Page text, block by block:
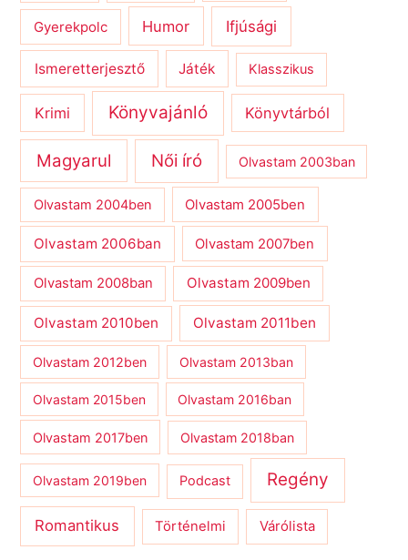
Gyerekpolc Humor Ifjúsági
Ismeretterjesztő Játék Klasszikus
Krimi Könyvajánló Könyvtárból
Magyarul Női író Olvastam 2003ban
Olvastam 2004ben Olvastam 2005ben
Olvastam 2006ban Olvastam 2007ben
Olvastam 2008ban Olvastam 2009ben
Olvastam 2010ben Olvastam 2011ben
Olvastam 2012ben Olvastam 2013ban
Olvastam 2015ben Olvastam 2016ban
Olvastam 2017ben Olvastam 2018ban
Olvastam 2019ben Podcast Regény
Romantikus Történelmi Várólista